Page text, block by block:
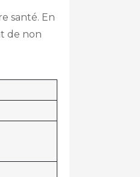
santé. En
de non